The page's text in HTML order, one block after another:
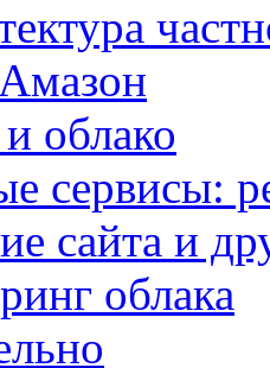
облако
сервисы:
сайта и
облака